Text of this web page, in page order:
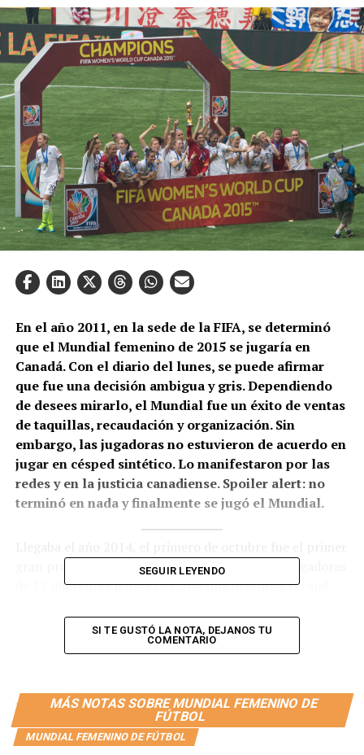
En el año 2011, en la sede de la FIFA, se determinó
que el Mundial femenino de 2015 se jugaría en
Canadá. Con el diario del lunes, se puede afirmar
que fue una decisión ambigua y gris. Dependiendo
de desees mirarlo, el Mundial fue un éxito de ventas
de taquillas, recaudación y organización. Sin
embargo, las jugadoras no estuvieron de acuerdo en
jugar en césped sintético. Lo manifestaron por las
redes y en la justicia canadiense. Spoiler alert: no
terminó en nada y finalmente se jugó el Mundial.
gran problema para la FIFA cuando más de 40 jugadoras
de 12 diferentes países llevaron una denuncia formal
Comité Organizacional de Fútbol de Canadá por
discriminación de género. En simples términos, las
diferentes, debido a que las obligaron a jugar un Mundial
en canchas 100% sintéticas.
SEGUIR LEYENDO
SI TE GUSTÓ LA NOTA, DEJANOS TU
COMENTARIO
MÁS NOTAS SOBRE MUNDIAL FEMENINO DE
FÚTBOL
MUNDIAL FEMENINO DE FÚTBOL